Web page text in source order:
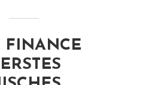
FINANCE